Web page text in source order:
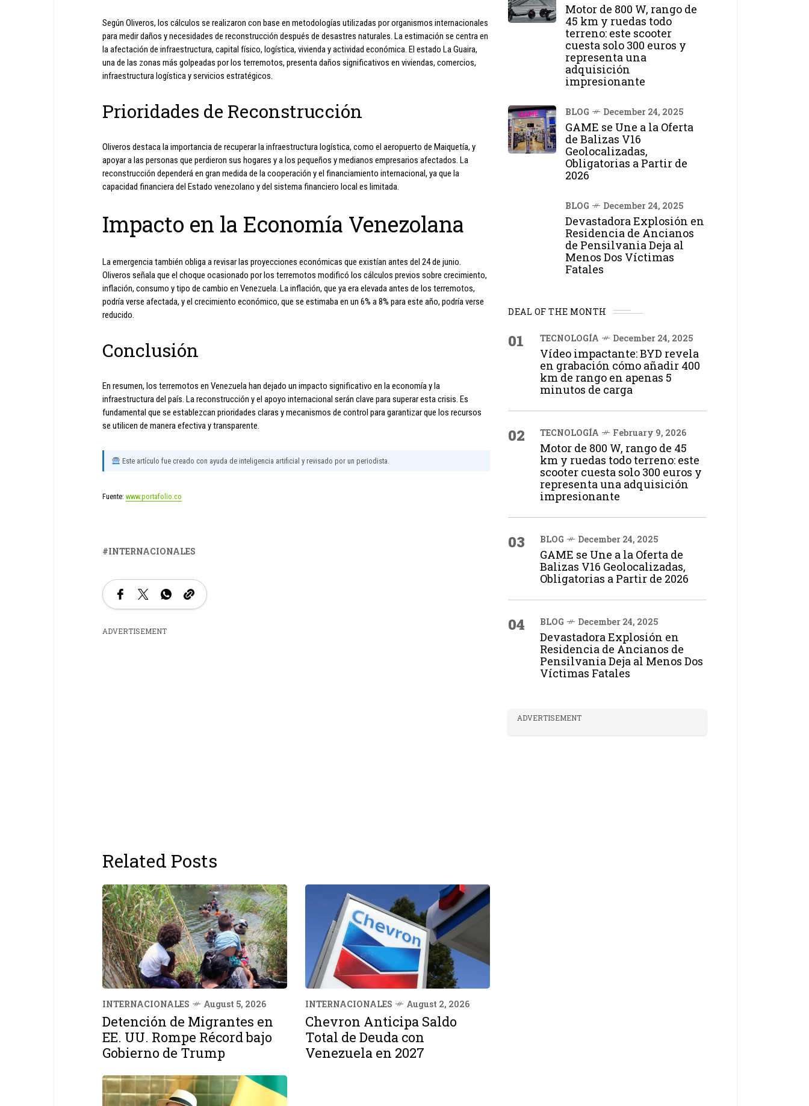
Según Oliveros, los cálculos se realizaron con base en metodologías utilizadas por organismos internacionales
para medir daños y necesidades de reconstrucción después de desastres naturales. La estimación se centra en
la afectación de infraestructura, capital físico, logística, vivienda y actividad económica. El estado La Guaira,
una de las zonas más golpeadas por los terremotos, presenta daños significativos en viviendas, comercios,
infraestructura logística y servicios estratégicos.
Prioridades de Reconstrucción
Oliveros destaca la importancia de recuperar la infraestructura logística, como el aeropuerto de Maiquetía, y
apoyar a las personas que perdieron sus hogares y a los pequeños y medianos empresarios afectados. La
reconstrucción dependerá en gran medida de la cooperación y el financiamiento internacional, ya que la
capacidad financiera del Estado venezolano y del sistema financiero local es limitada.
Impacto en la Economía Venezolana
La emergencia también obliga a revisar las proyecciones económicas que existían antes del 24 de junio.
Oliveros señala que el choque ocasionado por los terremotos modificó los cálculos previos sobre crecimiento,
inflación, consumo y tipo de cambio en Venezuela. La inflación, que ya era elevada antes de los terremotos,
podría verse afectada, y el crecimiento económico, que se estimaba en un 6% a 8% para este año, podría verse
reducido.
Conclusión
En resumen, los terremotos en Venezuela han dejado un impacto significativo en la economía y la
infraestructura del país. La reconstrucción y el apoyo internacional serán clave para superar esta crisis. Es
fundamental que se establezcan prioridades claras y mecanismos de control para garantizar que los recursos
se utilicen de manera efectiva y transparente.
Este artículo fue creado con ayuda de inteligencia artificial y revisado por un periodista.
Fuente: www.portafolio.co
INTERNACIONALES
ADVERTISEMENT
Related Posts
INTERNACIONALES August 5, 2026
Detención de Migrantes en
EE. UU. Rompe Récord bajo
Gobierno de Trump
INTERNACIONALES August 2, 2026
Chevron Anticipa Saldo
Total de Deuda con
Venezuela en 2027
Motor de 800 W, rango de
45 km y ruedas todo
terreno: este scooter
cuesta solo 300 euros y
representa una
adquisición
impresionante
BLOG December 24, 2025
GAME se Une a la Oferta
de Balizas V16
Geolocalizadas,
Obligatorias a Partir de
2026
BLOG December 24, 2025
Devastadora Explosión en
Residencia de Ancianos
de Pensilvania Deja al
Menos Dos Víctimas
Fatales
DEAL OF THE MONTH
01 TECNOLOGÍA December 24, 2025
Vídeo impactante: BYD revela
en grabación cómo añadir 400
km de rango en apenas 5
minutos de carga
02 TECNOLOGÍA February 9, 2026
Motor de 800 W, rango de 45
km y ruedas todo terreno: este
scooter cuesta solo 300 euros y
representa una adquisición
impresionante
03 BLOG December 24, 2025
GAME se Une a la Oferta de
Balizas V16 Geolocalizadas,
Obligatorias a Partir de 2026
04 BLOG December 24, 2025
Devastadora Explosión en
Residencia de Ancianos de
Pensilvania Deja al Menos Dos
Víctimas Fatales
ADVERTISEMENT